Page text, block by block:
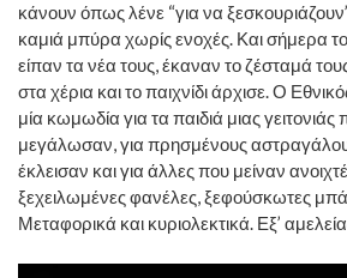
κάνουν όπως λένε “για να
καμιά μπύρα χωρίς ενοχές. Και σήμερα
είπαν τα νέα τους, έκαναν το ζέσταμά
στα χέρια και το παιχνίδι άρχισε. Ο
μία κωμωδία για τα παιδιά μιας γειτονιάς
μεγάλωσαν, για πρησμένους
έκλεισαν και για άλλες που μείναν
ξεχειλωμένες φανέλες, ξεφούσκωτες
Μεταφορικά και κυριολεκτικά. Εξ’